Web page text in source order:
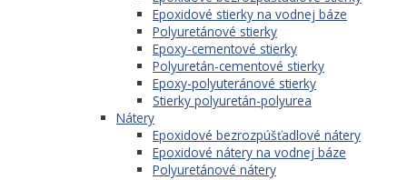
Epoxidové stierky na vodnej báze
Polyuretánové stierky
Epoxy-cementové stierky
Polyuretán-cementové stierky
Epoxy-polyuteránové stierky
Stierky polyuretán-polyurea
Nátery
Epoxidové bezrozpúšťadlové nátery
Epoxidové nátery na vodnej báze
Polyuretánové nátery